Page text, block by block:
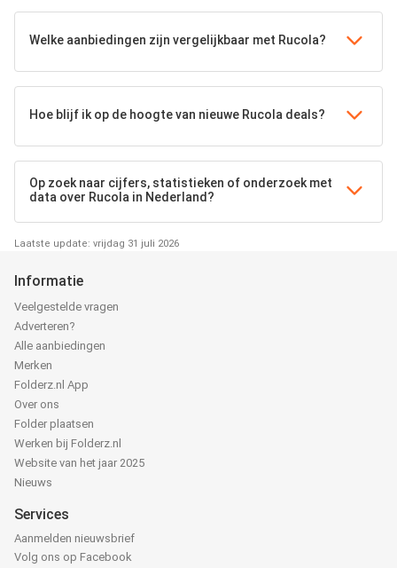
Welke aanbiedingen zijn vergelijkbaar met Rucola?
Hoe blijf ik op de hoogte van nieuwe Rucola deals?
Op zoek naar cijfers, statistieken of onderzoek met
data over Rucola in Nederland?
Laatste update: vrijdag 31 juli 2026
Informatie
Veelgestelde vragen
Adverteren?
Alle aanbiedingen
Merken
Folderz.nl App
Over ons
Folder plaatsen
Werken bij Folderz.nl
Website van het jaar 2025
Nieuws
Services
Aanmelden nieuwsbrief
Volg ons op Facebook